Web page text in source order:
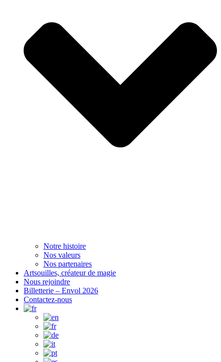
Notre histoire
Nos valeurs
Nos partenaires
Artsouilles, créateur de magie
Nous rejoindre
Billetterie – Envol 2026
Contactez-nous